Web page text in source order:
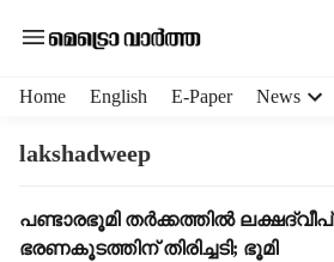
Home English E-Paper News
lakshadweep
T
a
പണ്ടാരഭൂമി തർക്കത്തിൽ ലക്ഷദ്വീപ്
ഭരണകൂടത്തിന് തിരിച്ചടി; ഭൂമി